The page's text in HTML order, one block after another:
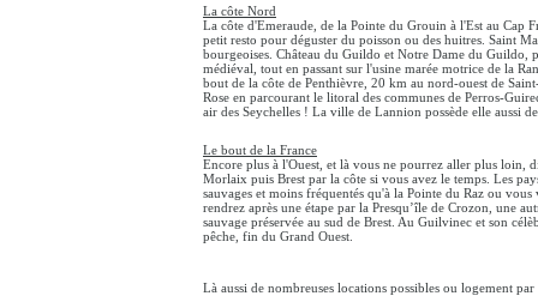
La côte Nord
La côte d'Emeraude, de la Pointe du Grouin à l'Est au Cap
petit resto pour déguster du poisson ou des huitres. Saint
bourgeoises. Château du Guildo et Notre Dame du Guildo,
médiéval, tout en passant sur l'usine marée motrice de la
bout de la côte de Penthièvre, 20 km au nord-ouest de
Rose en parcourant le litoral des communes de Perros-
air des Seychelles ! La ville de Lannion possède elle aussi
Le bout de la France
Encore plus à l'Ouest, et là vous ne pourrez aller plus loin,
Morlaix puis Brest par la côte si vous avez le temps. Les
sauvages et moins fréquentés qu'à la Pointe du Raz ou vous
rendrez après une étape par la Presqu’île de Crozon, une
sauvage préservée au sud de Brest. Au Guilvinec et son
pêche, fin du Grand Ouest.
Là aussi de nombreuses locations possibles ou logement